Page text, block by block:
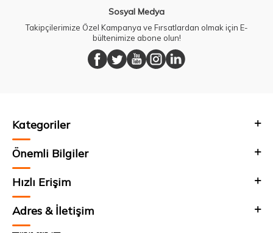
Sosyal Medya
Takipçilerimize Özel Kampanya ve Fırsatlardan olmak için E-
bültenimize abone olun!
Kategoriler
Önemli Bilgiler
Hızlı Erişim
Adres & İletişim